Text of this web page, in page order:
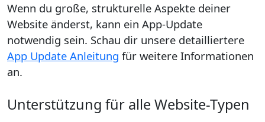
Wenn du große, strukturelle Aspekte deiner
Website änderst, kann ein App-Update
notwendig sein. Schau dir unsere detailliertere
App Update Anleitung für weitere Informationen
an.
Unterstützung für alle Website-Typen